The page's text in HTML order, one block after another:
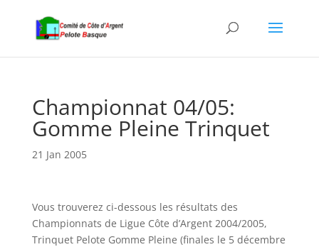
Championnat 04/05:
Gomme Pleine Trinquet
21 Jan 2005
Vous trouverez ci-dessous les résultats des
Championnats de Ligue Côte d’Argent 2004/2005,
Trinquet Pelote Gomme Pleine (finales le 5 décembre